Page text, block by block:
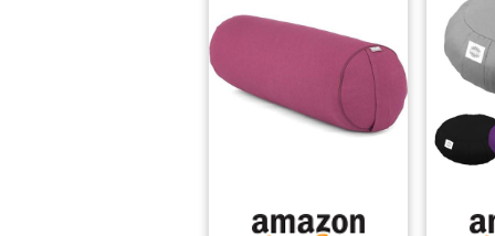
différents scénarios
d'exercice, changer
votre bonne humeur
tous les jours